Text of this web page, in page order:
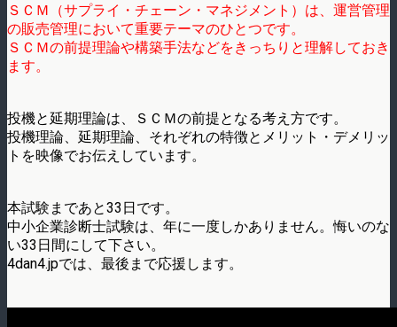
ＳＣＭ（サプライ・チェーン・マネジメント）は、運営管理
の販売管理において重要テーマのひとつです。
ＳＣＭの前提理論や構築手法などをきっちりと理解しておき
ます。
投機と延期理論は、ＳＣＭの前提となる考え方です。
投機理論、延期理論、それぞれの特徴とメリット・デメリッ
トを映像でお伝えしています。
本試験まであと33日です。
中小企業診断士試験は、年に一度しかありません。悔いのな
い33日間にして下さい。
4dan4.jpでは、最後まで応援します。